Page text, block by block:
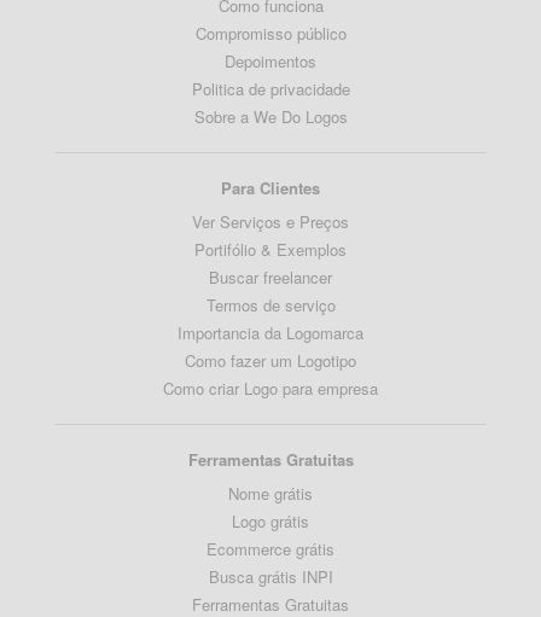
Como funciona
Compromisso público
Depoimentos
Politica de privacidade
Sobre a We Do Logos
Para Clientes
Ver Serviços e Preços
Portifólio & Exemplos
Buscar freelancer
Termos de serviço
Importancia da Logomarca
Como fazer um Logotipo
Como criar Logo para empresa
Ferramentas Gratuitas
Nome grátis
Logo grátis
Ecommerce grátis
Busca grátis INPI
Ferramentas Gratuitas